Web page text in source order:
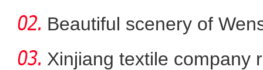
Beautiful scenery of
in
Xinjiang textile company